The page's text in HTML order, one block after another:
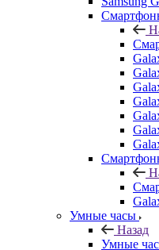
Умные часы
Назад
Умные